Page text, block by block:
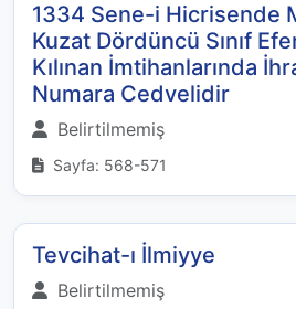
1334 Sene-i Hicrisende
Kuzat Dördüncü Sınıf
Kılınan İmtihanlarında
Numara Cedvelidir
Belirtilmemiş
Sayfa: 568-571
Tevcihat-ı İlmiyye
Belirtilmemiş